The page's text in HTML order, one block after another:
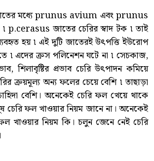
মধ্যে prunus avium এবং prunus
জাতের চেরির স্বাদ টক ৷ তাই
হয় ৷ এই দুটি জাতেরই উৎপত্তি ইউরোপ
৷ এদের ক্রস পলিনেশন ঘটে না ৷ সেচকাজ,
শিলাবৃষ্টির প্রভাব চেরি উৎপাদন কমিয়ে
ক্রয়মূল্য অন্য ফলের চেয়ে বেশি ৷ তাছাড়া
চাহিদা বেশি। অনেকেই চেরি ফল খেয়ে থাকে
চেরি ফল খাওয়ার নিয়ম জানে না। অনেকেই
খাওয়ার নিয়ম কি। চলুন জেনে নেই চেরি